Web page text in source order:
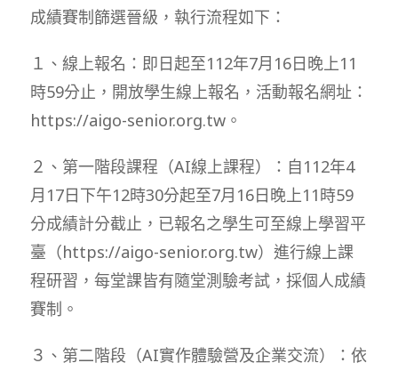
成績賽制篩選晉級，執行流程如下：
１、線上報名：即日起至112年7月16日晚上11
時59分止，開放學生線上報名，活動報名網址：
https://aigo-senior.org.tw。
２、第一階段課程（AI線上課程）：自112年4
月17日下午12時30分起至7月16日晚上11時59
分成績計分截止，已報名之學生可至線上學習平
臺（https://aigo-senior.org.tw）進行線上課
程研習，每堂課皆有隨堂測驗考試，採個人成績
賽制。
３、第二階段（AI實作體驗營及企業交流）：依